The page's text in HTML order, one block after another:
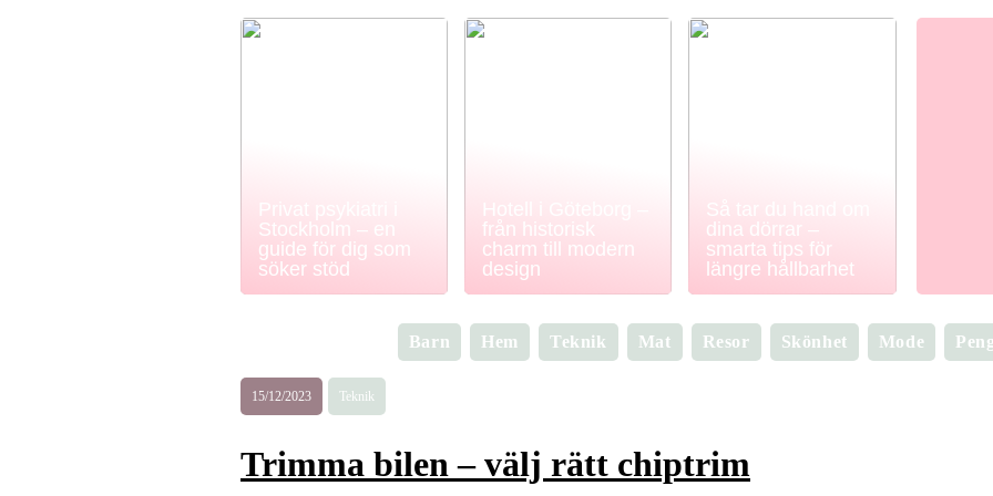
Privat psykiatri i
Stockholm – en
guide för dig som
söker stöd
Hotell i Göteborg –
från historisk
charm till modern
design
Så tar du hand om
dina dörrar –
smarta tips för
längre hållbarhet
Barn Hem Teknik Mat Resor Skönhet Mode
15/12/2023 Teknik
Trimma bilen – välj rätt chiptrim